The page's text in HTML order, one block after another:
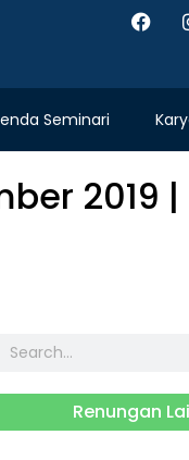
Seminari
2019 |
Renungan